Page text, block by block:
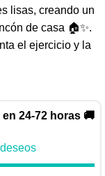
lisas, creando un
de casa 🏠✨.
el ejercicio y la
en 24-72 horas 🚚